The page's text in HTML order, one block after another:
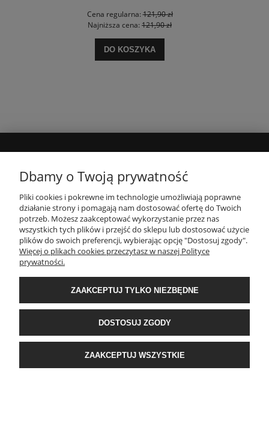
Cena regularna:121,90 zł
Najniższa cena: 121,90 zł
DO KOSZYKA
INFORMACJE
PŁATNOŚCI I DOSTAWA
O NAS
POPULARNE KATEGORIE
Krakowska 201, 34-124 Klecza Dolna, woj. małopolskie | e-mail:
ekomax.pl| telefon:507 086 377
Dbamy o Twoją prywatność
Pliki cookies i pokrewne im technologie umożliwiają poprawne
działanie strony i pomagają nam dostosować ofertę do Twoich
potrzeb. Możesz zaakceptować wykorzystanie przez nas
wszystkich tych plików i przejść do sklepu lub dostosować użycie
plików do swoich preferencji, wybierając opcję "Dostosuj zgody".
Więcej o plikach cookies przeczytasz w naszej Polityce
prywatności.
ZAAKCEPTUJ TYLKO NIEZBĘDNE
DOSTOSUJ ZGODY
ZAAKCEPTUJ WSZYSTKIE